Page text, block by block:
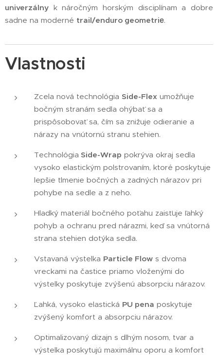
univerzálny k náročným horským disciplínam a dobre
sadne na moderné trail/enduro geometriе.
Vlastnosti
Zcela nová technológia Side-Flex umožňuje
bočným stranám sedla ohýbať sa a
prispôsobovať sa, čím sa znižuje odieranie a
nárazy na vnútornú stranu stehien.
Technológia Side-Wrap pokrýva okraj sedla
vysoko elastickým polstrovaním, ktoré poskytuje
lepšie tlmenie bočných a zadných nárazov pri
pohybe na sedle a z neho.
Hladký materiál bočného poťahu zaisťuje ľahký
pohyb a ochranu pred nárazmi, keď sa vnútorná
strana stehien dotýka sedla.
Vstavaná výstelka Particle Flow s dvoma
vreckami na častice priamo vloženými do
výstelky poskytuje zvýšenú absorpciu nárazov.
Ľahká, vysoko elastická PU pena poskytuje
zvýšený komfort a absorpciu nárazov.
Optimalizovaný dizajn s dlhým nosom, tvar a
výstelka poskytujú maximálnu oporu a komfort